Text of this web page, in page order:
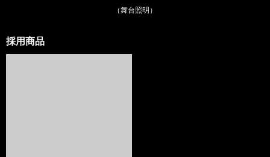
（舞台照明）
採用商品